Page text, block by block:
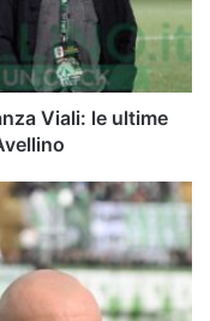
Viali: le ultime